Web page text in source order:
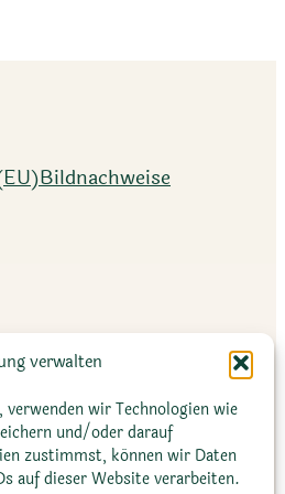
verwalten
wir Technologien wie
und/oder darauf
zustimmst, können wir Daten
auf dieser Website verarbeiten.
Bildnachweise